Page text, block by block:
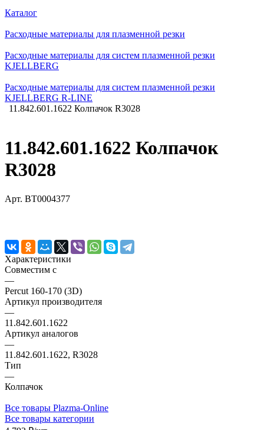
Каталог
Расходные материалы для плазменной резки
Расходные материалы для систем плазменной резки
KJELLBERG
Расходные материалы для систем плазменной резки
KJELLBERG R-LINE
11.842.601.1622 Колпачок R3028
11.842.601.1622 Колпачок
R3028
Арт. BT0004377
Характеристики
Совместим с
—
Percut 160-170 (3D)
Артикул производителя
—
11.842.601.1622
Артикул аналогов
—
11.842.601.1622, R3028
Тип
—
Колпачок
Все товары Plazma-Online
Все товары категории